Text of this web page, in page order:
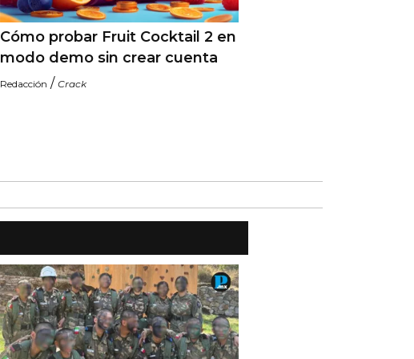
Cómo probar Fruit Cocktail 2 en
modo demo sin crear cuenta
Redacción / Crack